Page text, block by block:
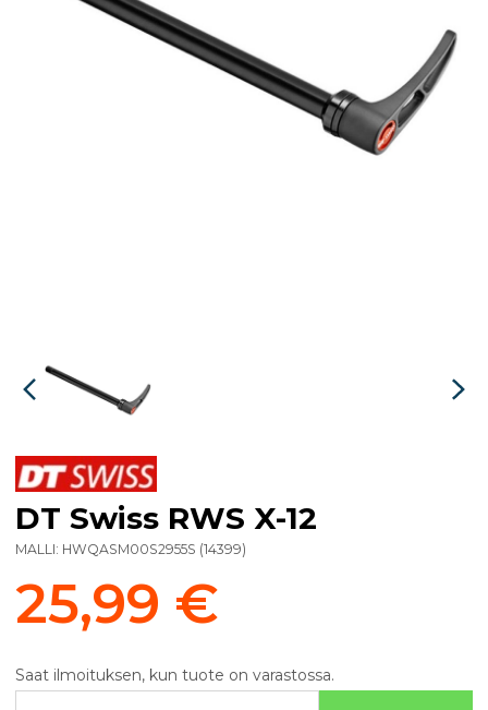
DT Swiss RWS X-12
MALLI: HWQASM00S2955S (14399)
25,99 €
Saat ilmoituksen, kun tuote on varastossa.